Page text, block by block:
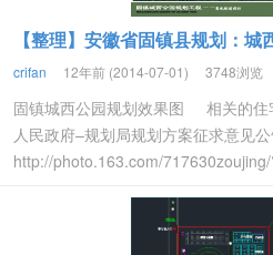
【整理】安徽省固镇县规划：城
crifan 12年前 (2014-07-01) 3748浏览
固镇城西公园规划效果图 相关的
人民政府–规划局规划方案征求意见
http://photo.163.com/